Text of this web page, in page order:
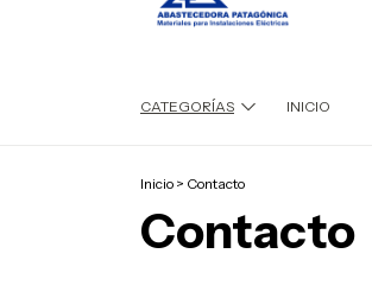
CATEGORÍAS INICIO
Inicio > Contacto
Contacto